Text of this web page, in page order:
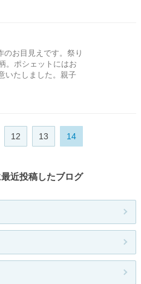
お目見えです。祭り
。ポシェットにはお
いたしました。親子
12 13 14
近投稿したブログ